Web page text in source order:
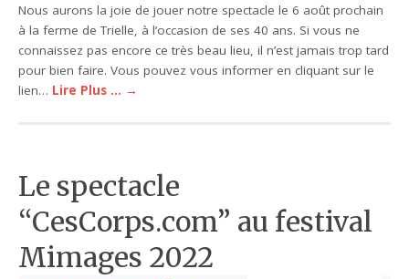
Nous aurons la joie de jouer notre spectacle le 6 août prochain
à la ferme de Trielle, à l’occasion de ses 40 ans. Si vous ne
connaissez pas encore ce très beau lieu, il n’est jamais trop tard
pour bien faire. Vous pouvez vous informer en cliquant sur le
lien… Lire Plus … →
Le spectacle
“CesCorps.com” au festival
Mimages 2022